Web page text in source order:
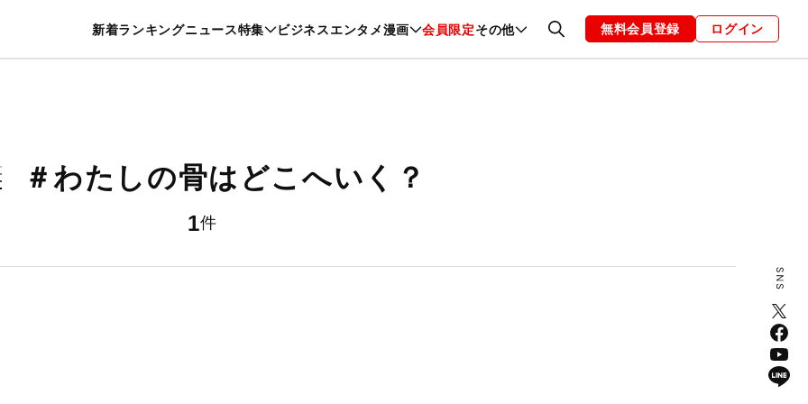
新着ランキングニュース特集 ビジネスエンタメ漫画 会員限定その他
暮らし スポーツ ヘルスケア 美容 グルメ ファッション 恋愛・結婚 編集部 お知らせ
無料会員登録 ログイン
＃わたしの骨はどこへいく？
1件